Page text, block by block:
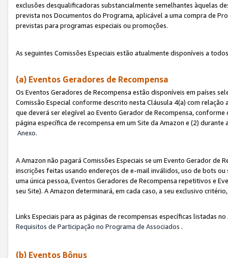
exclusões desqualificadoras substancialmente semelhantes àquelas
prevista nos Documentos do Programa, aplicável a uma compra de
previstas para programas especiais ou promoções.
As seguintes Comissões Especiais estão atualmente disponíveis a
(a) Eventos Geradores de Recompensa
Os Eventos Geradores de Recompensa estão disponíveis em países
Comissão Especial conforme descrito nesta Cláusula 4(a) com relação
que deverá ser elegível ao Evento Gerador de Recompensa,
página específica de recompensa em um Site da Amazon e (2)
Anexo.
A Amazon não pagará Comissões Especiais se um Evento Gerador
inscrições feitas usando endereços de e-mail inválidos, uso de bots
uma única pessoa, Eventos Geradores de Recompensa repetitivos e
seu Site). A Amazon determinará, em cada caso, a seu exclusivo
Links Especiais para as páginas de recompensas específicas listadas no
Requisitos de Participação no Programa de Associados .
(b) Eventos Bônus